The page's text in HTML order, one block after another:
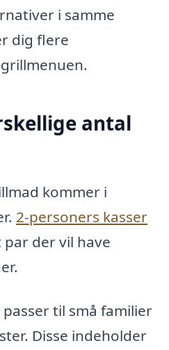
i samme
dig flere
antal
kommer i
2-personers kasser
der vil have
passer til små familier
Disse indeholder